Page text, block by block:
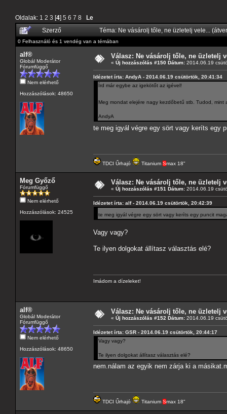
Oldalak: 1 2 3 [4] 5 6 7 8
Le
Szerző
Téma: Ne vásárolj tőle, ne üzletelj vele...
0 Felhasználó és 1 vendég van a témában
alf®
Globál Moderátor
Fórumfüggő
Nem elérhető
Hozzászólások: 48650
Válasz: Ne vásárolj tőle, ne üzletelj
« Új hozzászólás #150 Dátum: 2014.06.19
Idézetet írta: AndyA - 2014.06.19 csütörtök, 20:41:34
Írd már egybe az igekötőt az igével!
Meg mondat elejére nagy kezdőbetű stb. Tudod,
AndyA
te meg igyál végre egy sört vagy keríts egy
TDCI Űrhajó Titanium Smax 18"
Meg Győző
Fórumfüggő
Nem elérhető
Hozzászólások: 24525
Válasz: Ne vásárolj tőle, ne üzletelj
« Új hozzászólás #151 Dátum: 2014.06.19
Idézetet írta: alf - 2014.06.19 csütörtök, 20:42:39
te meg igyál végre egy sört vagy keríts egy puncit
Vagy vagy?
Te ilyen dolgokat állítasz választás elé?
Imádom a dízeleket!
alf®
Globál Moderátor
Fórumfüggő
Nem elérhető
Hozzászólások: 48650
Válasz: Ne vásárolj tőle, ne üzletelj
« Új hozzászólás #152 Dátum: 2014.06.19
Idézetet írta: GSR - 2014.06.19 csütörtök, 20:44:17
Vagy vagy?
Te ilyen dolgokat állítasz választás elé?
nem.nálam az egyik nem zárja ki a
TDCI Űrhajó Titanium Smax 18"